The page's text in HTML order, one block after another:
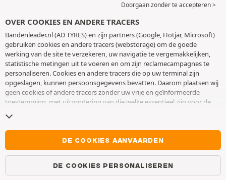
Doorgaan zonder te accepteren >
OVER COOKIES EN ANDERE TRACERS
Bandenleader.nl (AD TYRES) en zijn partners (Google, Hotjar, Microsoft)
gebruiken cookies en andere tracers (webstorage) om de goede
werking van de site te verzekeren, uw navigatie te vergemakkelijken,
statistische metingen uit te voeren en om zijn reclamecampagnes te
personaliseren. Cookies en andere tracers die op uw terminal zijn
opgeslagen, kunnen persoonsgegevens bevatten. Daarom plaatsen wij
geen cookies of andere tracers zonder uw vrije en geïnformeerde
toestemming, met uitzondering van die welke essentieel zijn voor de
toestemming op elk moment intrekken door naar de pagina over
cookies en andere tracerste gaan. U kunt ervoor kiezen om verder te
surfen zonder het deponeren van cookies of andere tracers te
aanvaarden. Weigering verhindert de toegang tot diensten niet AD
TYRES. Voor meer informatie,
DE COOKIES AANVAARDEN
DE COOKIES PERSONALISEREN